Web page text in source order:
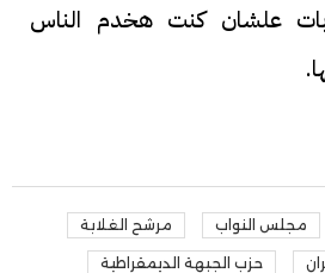
علشان كنت هخدم الناس
مجلس النواب مرشح الغلابة
حزب الجبهة الديمقراطية